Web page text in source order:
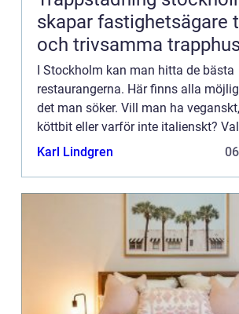
skapar fastighetsägare
och trivsamma
I Stockholm kan man hitta de bästa
restaurangerna. Här finns alla
det man söker. Vill man ha
köttbit eller varför inte italienskt?
är väldigt många. Man låter sig
Karl Lindgren